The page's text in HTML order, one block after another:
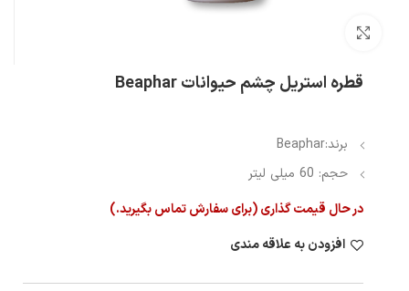
قطره استریل چشم حیوانات Beaphar
برند:Beaphar
حجم: 60 میلی لیتر
در حال قیمت گذاری (برای سفارش تماس بگیرید.)
افزودن به علاقه مندی